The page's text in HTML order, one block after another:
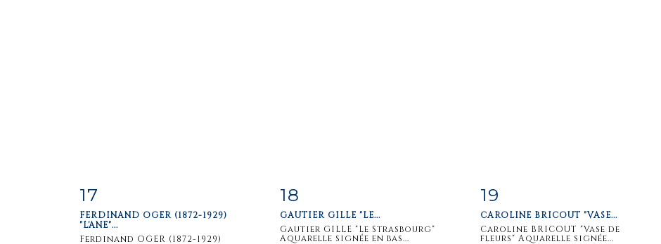
Item detail
17
FERDINAND OGER (1872-1929)
"L'ANE"...
Ferdinand OGER (1872-1929)
Item detail
18
GAUTIER GILLE "LE...
Gautier GILLE "Le Strasbourg"
Aquarelle signée en bas...
Item detail
19
CAROLINE BRICOUT "VASE...
Caroline BRICOUT "Vase de
fleurs" Aquarelle signée...